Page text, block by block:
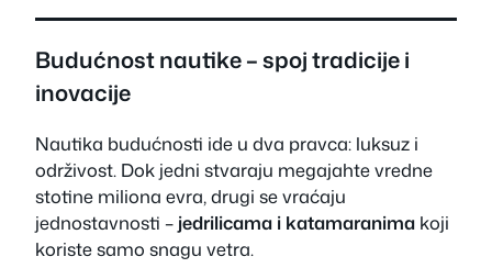
Budućnost nautike – spoj tradicije i
inovacije
Nautika budućnosti ide u dva pravca: luksuz i
održivost. Dok jedni stvaraju megajahte vredne
stotine miliona evra, drugi se vraćaju
jednostavnosti – jedrilicama i katamaranima koji
koriste samo snagu vetra.